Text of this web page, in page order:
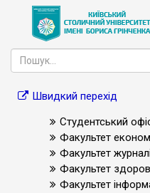
Швидкий перехід
Студентський
Факультет
Факультет
Факультет
Факультет